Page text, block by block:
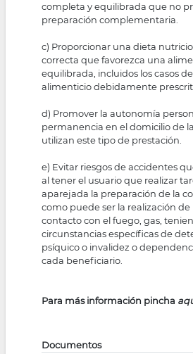
completa y equilibrada que no
preparación complementaria.
c) Proporcionar una dieta
correcta que favorezca una
equilibrada, incluidos los casos
alimenticio debidamente
d) Promover la autonomía
permanencia en el domicilio de
utilizan este tipo de prestación.
e) Evitar riesgos de accidentes
al tener el usuario que realizar
aparejada la preparación de la
como puede ser la realización de
contacto con el fuego, gas,
circunstancias específicas de
psíquico o invalidez o
cada beneficiario.
Para más información pincha
Documentos